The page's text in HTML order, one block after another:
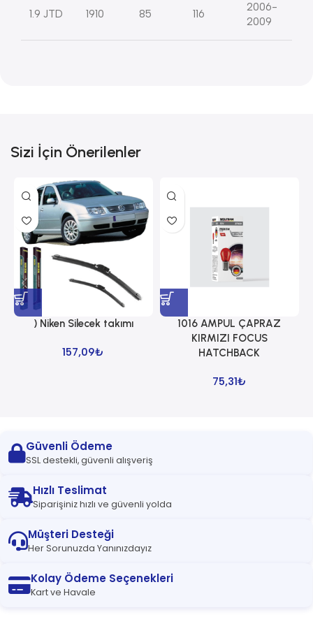
1.9 JTD 1910 85 116
2006-
2009
Sizi İçin Önerilenler
) Niken Silecek takımı
157,09₺
1016 AMPUL ÇAPRAZ
KIRMIZI FOCUS
HATCHBACK
75,31₺
Güvenli Ödeme
SSL destekli, güvenli alışveriş
Hızlı Teslimat
Siparişiniz hızlı ve güvenli yolda
Müşteri Desteği
Her Sorunuzda Yanınızdayız
Kolay Ödeme Seçenekleri
Kart ve Havale